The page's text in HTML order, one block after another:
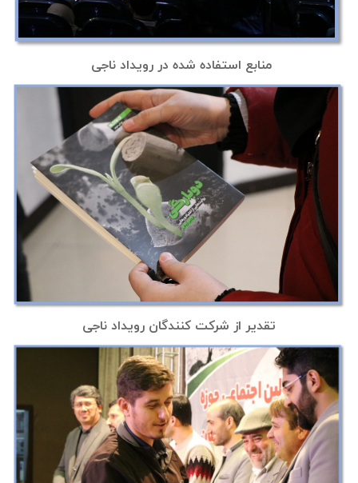
منابع استفاده شده در رویداد ناجی
تقدیر از شرکت کنندگان رویداد ناجی